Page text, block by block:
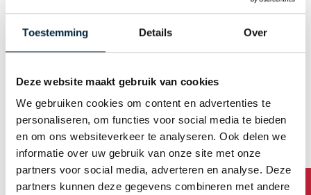
Toestemming Details Over
Deze website maakt gebruik van cookies
We gebruiken cookies om content en advertenties te
personaliseren, om functies voor social media te bieden
en om ons websiteverkeer te analyseren. Ook delen we
informatie over uw gebruik van onze site met onze
partners voor social media, adverteren en analyse. Deze
partners kunnen deze gegevens combineren met andere
Ons monta biopack tape is de eerste door het TüV
De tape is gemaakt met een biobased film en een
unieke, natuurlijke rubberlijm. De duurzame monta
bronnen en is geschikt voor industriële compostering.
Kleuren
Onbedrukte tape is verkrijgbaar in de kleuren wit,
bruin en transparant, en is aantrekkelijk geprijsd.